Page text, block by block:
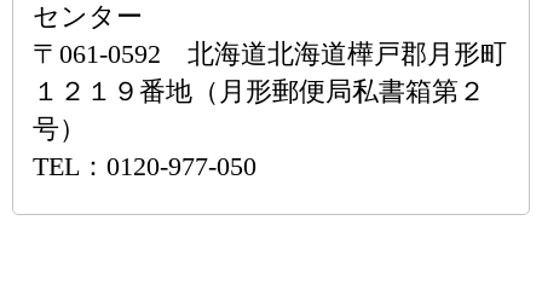
センター
〒061-0592 北海道北海道樺戸郡月形町
１２１９番地（月形郵便局私書箱第２
号）
TEL：0120-977-050